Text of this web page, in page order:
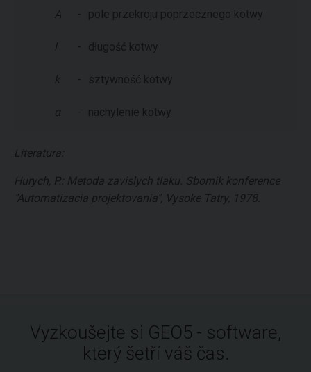
A - pole przekroju poprzecznego kotwy
l - długość kotwy
k - sztywność kotwy
α - nachylenie kotwy
Literatura:
Hurych, P.: Metoda zavislych tlaku. Sbornik konference
"Automatizacia projektovania", Vysoke Tatry, 1978.
Vyzkoušejte si GEO5 - software,
který šetří váš čas.